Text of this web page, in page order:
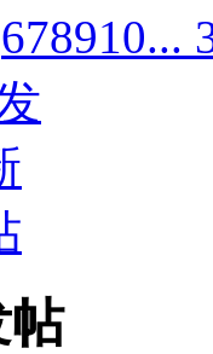
678910...
帖